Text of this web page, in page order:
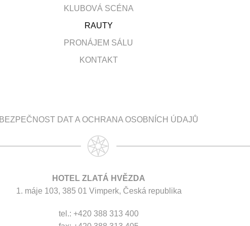
KLUBOVÁ SCÉNA
RAUTY
PRONÁJEM SÁLU
KONTAKT
BEZPEČNOST DAT A OCHRANA OSOBNÍCH ÚDAJŮ
HOTEL ZLATÁ HVĚZDA
1. máje 103, 385 01 Vimperk, Česká republika
tel.: +420 388 313 400